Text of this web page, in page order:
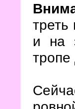
треть
и на
тропе